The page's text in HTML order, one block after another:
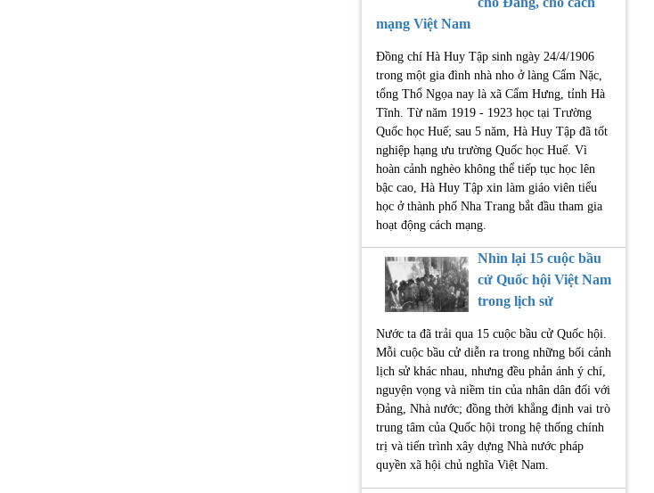
mạng Việt Nam
Đồng chí Hà Huy Tập sinh ngày 24/4/1906
trong một gia đình nhà nho ở làng Cẩm Nặc,
tổng Thổ Ngọa nay là xã Cẩm Hưng, tỉnh Hà
Tĩnh. Từ năm 1919 - 1923 học tại Trường
Quốc học Huế; sau 5 năm, Hà Huy Tập đã tốt
nghiệp hạng ưu trường Quốc học Huế. Vì
hoàn cảnh nghèo không thể tiếp tục học lên
bậc cao, Hà Huy Tập xin làm giáo viên tiểu
học ở thành phố Nha Trang bắt đầu tham gia
hoạt động cách mạng.
Nhìn lại 15 cuộc bầu
cử Quốc hội Việt Nam
trong lịch sử
Nước ta đã trải qua 15 cuộc bầu cử Quốc hội.
Mỗi cuộc bầu cử diễn ra trong những bối cảnh
lịch sử khác nhau, nhưng đều phản ánh ý chí,
nguyện vọng và niềm tin của nhân dân đối với
Đảng, Nhà nước; đồng thời khẳng định vai trò
trung tâm của Quốc hội trong hệ thống chính
trị và tiến trình xây dựng Nhà nước pháp
quyền xã hội chủ nghĩa Việt Nam.